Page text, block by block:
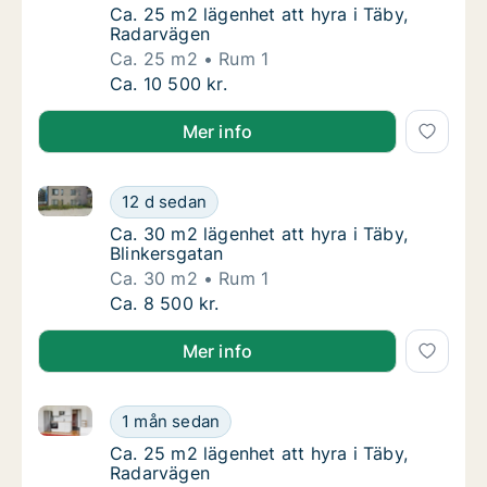
Ca. 25 m2 lägenhet att hyra i Täby,
Ca. 25 m2 lägenhet att hyra i Täby,
Radarvägen
Ca. 25 m2
Rum 1
Ca. 25 m2 lägenhet att hyra i Täby,
Ca. 10 500 kr.
Mer info
Ca. 30 m2 lägenhet att hyra i Täby,
12 d sedan
Ca. 30 m2 lägenhet att hyra i Täby, Blinkersgatan
Ca. 30 m2 lägenhet att hyra i Täby,
Ca. 30 m2 lägenhet att hyra i Täby,
Blinkersgatan
Ca. 30 m2
Rum 1
Ca. 30 m2 lägenhet att hyra i Täby,
Ca. 8 500 kr.
Mer info
Ca. 25 m2 lägenhet att hyra i Täby,
1 mån sedan
Ca. 25 m2 lägenhet att hyra i Täby, Radarvägen
Ca. 25 m2 lägenhet att hyra i Täby,
Ca. 25 m2 lägenhet att hyra i Täby,
Radarvägen